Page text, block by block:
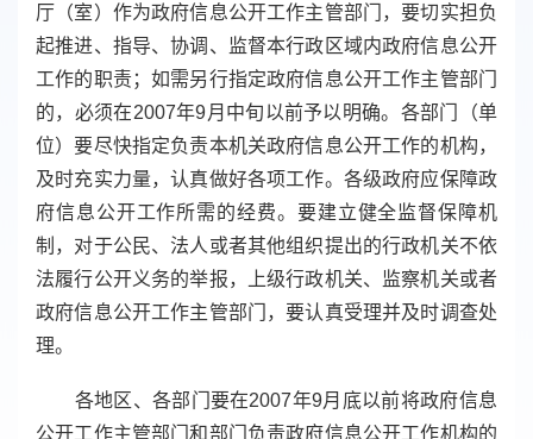
厅（室）作为政府信息公开工作主管部门，要切实担负
起推进、指导、协调、监督本行政区域内政府信息公开
工作的职责；如需另行指定政府信息公开工作主管部门
的，必须在2007年9月中旬以前予以明确。各部门（单
位）要尽快指定负责本机关政府信息公开工作的机构，
及时充实力量，认真做好各项工作。各级政府应保障政
府信息公开工作所需的经费。要建立健全监督保障机
制，对于公民、法人或者其他组织提出的行政机关不依
法履行公开义务的举报，上级行政机关、监察机关或者
政府信息公开工作主管部门，要认真受理并及时调查处
理。
各地区、各部门要在2007年9月底以前将政府信息
公开工作主管部门和部门负责政府信息公开工作机构的